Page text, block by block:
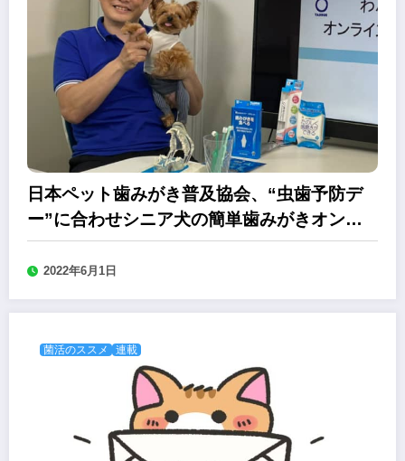
日本ペット歯みがき普及協会、“虫歯予防デ
ー”に合わせシニア犬の簡単歯みがきオンラ
インセミナー
2022年6月1日
菌活のススメ 連載